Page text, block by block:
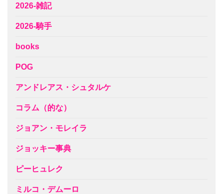
2026-雑記
2026-騎手
books
POG
アンドレアス・シュタルケ
コラム（的な）
ジョアン・モレイラ
ジョッキー事典
ピーヒュレク
ミルコ・デムーロ